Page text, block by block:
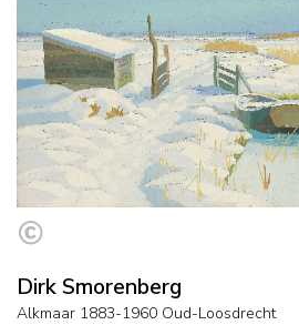
Dirk Smorenberg
Alkmaar 1883-1960 Oud-Loosdrecht